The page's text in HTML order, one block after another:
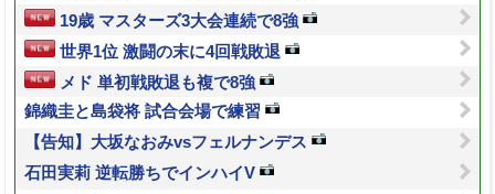
19歳 マスターズ3大会連続で8強
世界1位 激闘の末に4回戦敗退
メド 単初戦敗退も複で8強
錦織圭と島袋将 試合会場で練習
【告知】大坂なおみvsフェルナンデス
石田実莉 逆転勝ちでインハイV